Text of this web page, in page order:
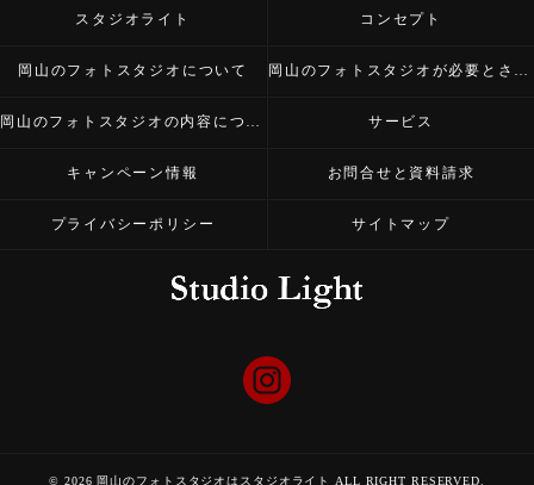
スタジオライト コンセプト
岡山のフォトスタジオについて 岡山のフォトスタジオが必要とされる理由
岡山のフォトスタジオの内容について サービス
キャンペーン情報 お問合せと資料請求
プライバシーポリシー サイトマップ
© 2026 岡山のフォトスタジオはスタジオライト ALL RIGHT RESERVED.